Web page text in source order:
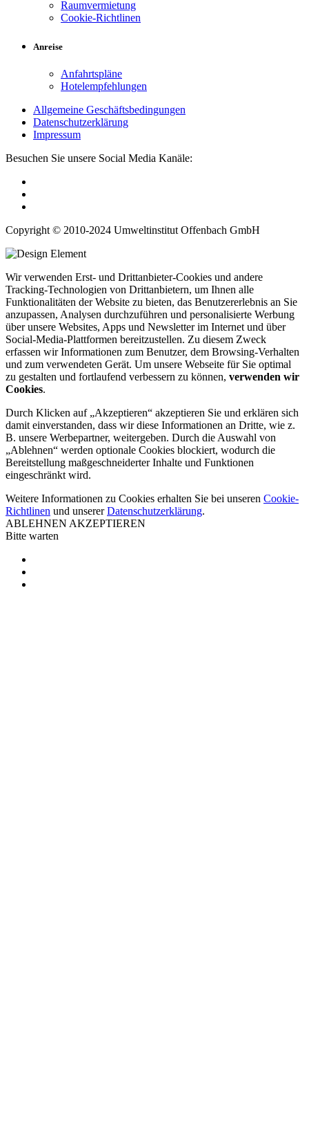
Raumvermietung
Cookie-Richtlinen
Anreise
Anfahrtspläne
Hotelempfehlungen
Allgemeine Geschäftsbedingungen
Datenschutzerklärung
Impressum
Besuchen Sie unsere Social Media Kanäle:
Copyright © 2010-2024 Umweltinstitut Offenbach GmbH
Wir verwenden Erst- und Drittanbieter-Cookies und andere
Tracking-Technologien von Drittanbietern, um Ihnen alle
Funktionalitäten der Website zu bieten, das Benutzererlebnis an Sie
anzupassen, Analysen durchzuführen und personalisierte Werbung
über unsere Websites, Apps und Newsletter im Internet und über
Social-Media-Plattformen bereitzustellen. Zu diesem Zweck
erfassen wir Informationen zum Benutzer, dem Browsing-Verhalten
und zum verwendeten Gerät. Um unsere Webseite für Sie optimal
zu gestalten und fortlaufend verbessern zu können, verwenden wir
Cookies.
Durch Klicken auf „Akzeptieren“ akzeptieren Sie und erklären sich
damit einverstanden, dass wir diese Informationen an Dritte, wie z.
B. unsere Werbepartner, weitergeben. Durch die Auswahl von
„Ablehnen“ werden optionale Cookies blockiert, wodurch die
Bereitstellung maßgeschneiderter Inhalte und Funktionen
eingeschränkt wird.
Weitere Informationen zu Cookies erhalten Sie bei unseren Cookie-
Richtlinen und unsererDatenschutzerklärung.
ABLEHNEN AKZEPTIEREN
Bitte warten